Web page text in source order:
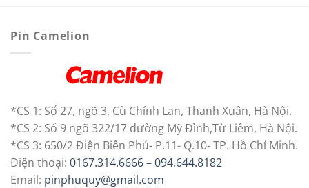
Pin Camelion
*CS 1: Số 27, ngõ 3, Cù Chính Lan, Thanh Xuân, Hà Nội.
*CS 2: Số 9 ngõ 322/17 đường Mỹ Đình,Từ Liêm, Hà Nội.
*CS 3: 650/2 Điện Biên Phủ- P.11- Q.10- TP. Hồ Chí Minh.
Điện thoại: 0167.314.6666 – 094.644.8182
Email: pinphuquy@gmail.com